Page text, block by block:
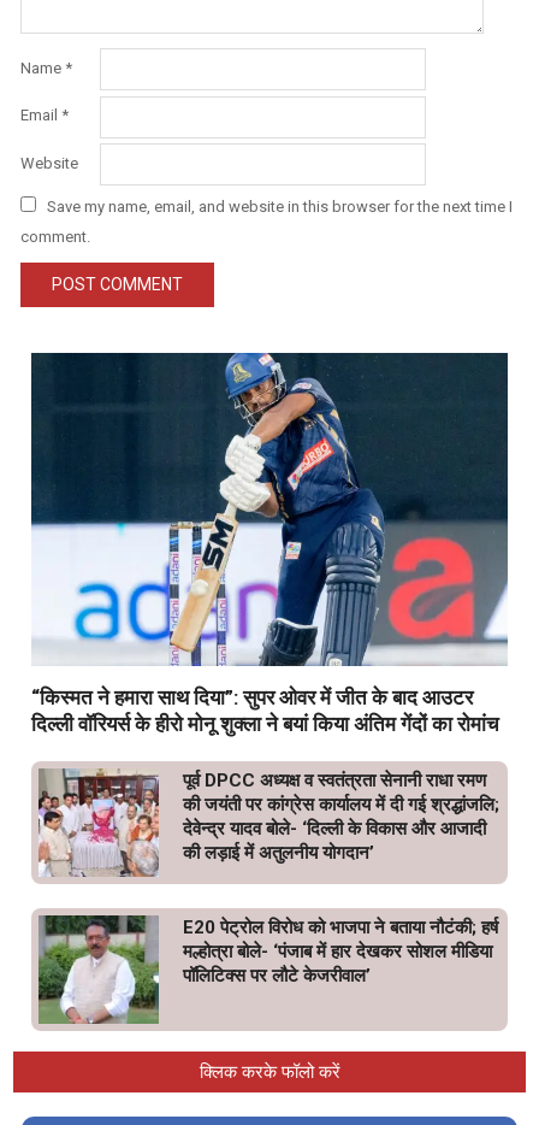
Name *
Email *
Website
Save my name, email, and website in this browser for the next time I
comment.
“किस्मत ने हमारा साथ दिया”: सुपर ओवर में जीत के बाद आउटर
दिल्ली वॉरियर्स के हीरो मोनू शुक्ला ने बयां किया अंतिम गेंदों का रोमांच
पूर्व DPCC अध्यक्ष व स्वतंत्रता सेनानी राधा रमण
की जयंती पर कांग्रेस कार्यालय में दी गई श्रद्धांजलि;
देवेन्द्र यादव बोले- ‘दिल्ली के विकास और आजादी
की लड़ाई में अतुलनीय योगदान’
E20 पेट्रोल विरोध को भाजपा ने बताया नौटंकी; हर्ष
मल्होत्रा बोले- ‘पंजाब में हार देखकर सोशल मीडिया
पॉलिटिक्स पर लौटे केजरीवाल’
क्लिक करके फॉलो करें